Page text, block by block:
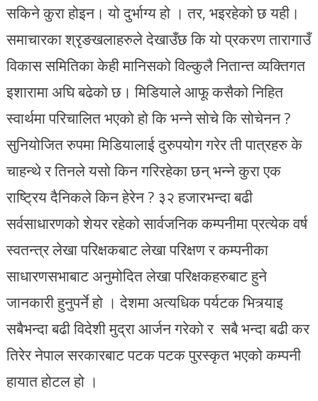
सकिने कुरा होइन। यो दुर्भाग्य हो । तर, भइरहेको छ यही।
समाचारका श्रृङखलाहरुले देखाउँछ कि यो प्रकरण तारागाउँ
विकास समितिका केही मानिसको विल्कुलै नितान्त व्यक्तिगत
इशारामा अघि बढेको छ। मिडियाले आफू कसैको निहित
स्वार्थमा परिचालित भएको हो कि भन्ने सोचे कि सोचेनन ?
सुनियोजित रुपमा मिडियालाई दुरुपयोग गरेर ती पात्रहरु के
चाहन्थे र तिनले यसो किन गरिरहेका छन् भन्ने कुरा एक
राष्ट्रिय दैनिकले किन हेरेन ? ३२ हजारभन्दा बढी
सर्वसाधारणको शेयर रहेको सार्वजनिक कम्पनीमा प्रत्येक वर्ष
स्वतन्त्र लेखा परिक्षकबाट लेखा परिक्षण र कम्पनीका
साधारणसभाबाट अनुमोदित लेखा परिक्षकहरुबाट हुने
जानकारी हुनुपर्ने हो । देशमा अत्यधिक पर्यटक भित्र्याइ
सबैभन्दा बढी विदेशी मुद्रा आर्जन गरेको र सबै भन्दा बढी कर
तिरेर नेपाल सरकारबाट पटक पटक पुरस्कृत भएको कम्पनी
हायात होटल हो ।